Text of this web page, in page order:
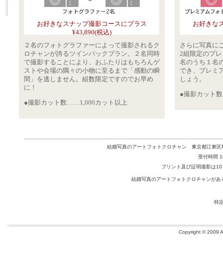
お好きなスナップ撮影コースにプラス
¥43,890(税込)
２名のフォトグラファーによって撮影されるク
ロチャンが誇るツインパックプラン。２名同時
で撮影することにより、おふたりはもちろんゲ
ストや会場の隅々の小物に至るまで「感動の瞬
間」を逃しません。組数限定ですのでお早め
に！
●撮影カット数……1,000カット以上
お好きな
さらに写真に
2組限定のプ
名のうち１名
でき、プレミ
しょう。
●撮影カット
結婚写真のアートフォトクロチャン 東京都江東
受付時間
プリント及び証明撮影は
結婚写真のアートフォトクロチャンが
特
Copyright © 2009